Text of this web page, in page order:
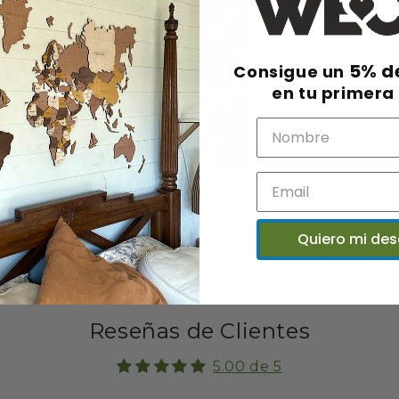
Reseñas de Clientes
5.00 de 5
Consigue un 5%
en tu primera
Quiero mi